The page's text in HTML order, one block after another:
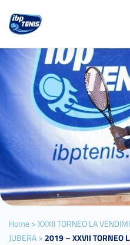
Home>XXXII TORNEO LA
JUBERA>2019 – XXVII TORNEO